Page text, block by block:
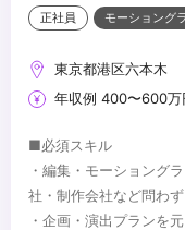
正社員 モーショング
東京都港区六本木
年収例 400〜600万
■必須スキル
・編集・モーショング
社・制作会社など問わず
・企画・演出プランを